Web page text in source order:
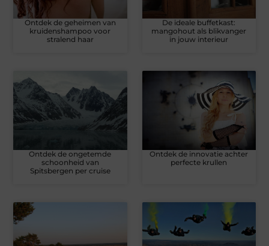
Ontdek de geheimen van
kruidenshampoo voor
stralend haar
De ideale buffetkast:
mangohout als blikvanger
in jouw interieur
Ontdek de ongetemde
schoonheid van
Spitsbergen per cruise
Ontdek de innovatie achter
perfecte krullen